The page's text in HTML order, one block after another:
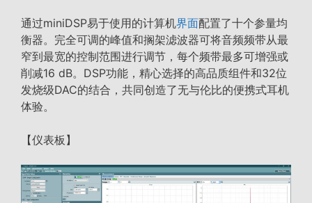
通过miniDSP易于使用的计算机界面配置了十个参量均
衡器。完全可调的峰值和搁架滤波器可将音频频带从最
窄到最宽的控制范围进行调节，每个频带最多可增强或
削减16 dB。DSP功能，精心选择的高品质组件和32位
发烧级DAC的结合，共同创造了无与伦比的便携式耳机
体验。
【仪表板】